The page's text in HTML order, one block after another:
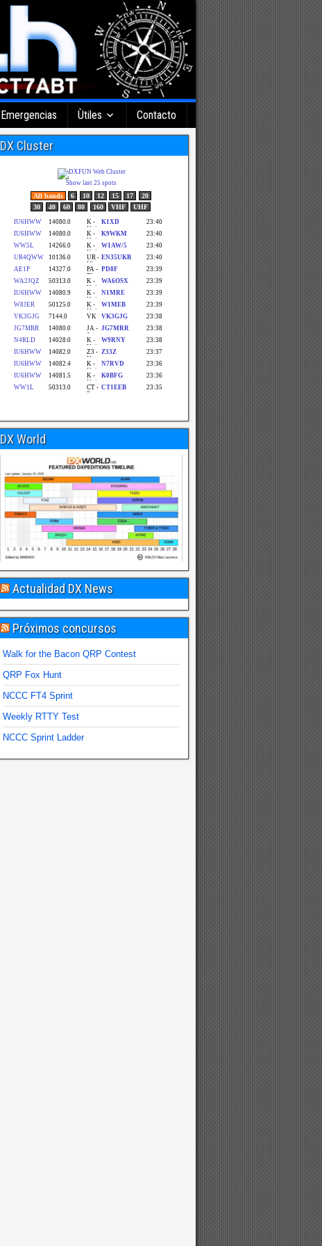
Emergencias Ùtiles Contacto
DX Cluster
DX World
Actualidad DX News
Próximos concursos
Walk for the Bacon QRP Contest
QRP Fox Hunt
NCCC FT4 Sprint
Weekly RTTY Test
NCCC Sprint Ladder